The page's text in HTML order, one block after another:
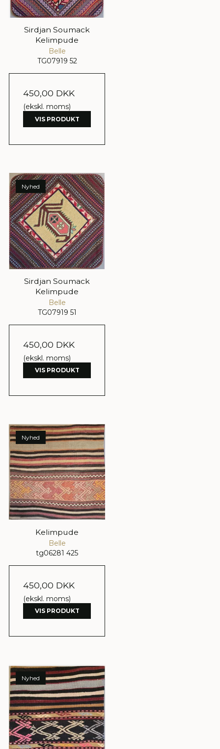
Sirdjan Soumack
Kelimpude
Belle
TG07919 52
450,00 DKK
(ekskl. moms)
VIS PRODUKT
Nyhed
Sirdjan Soumack
Kelimpude
Belle
TG07919 51
450,00 DKK
(ekskl. moms)
VIS PRODUKT
Nyhed
Kelimpude
Belle
tg06281 425
450,00 DKK
(ekskl. moms)
VIS PRODUKT
Nyhed